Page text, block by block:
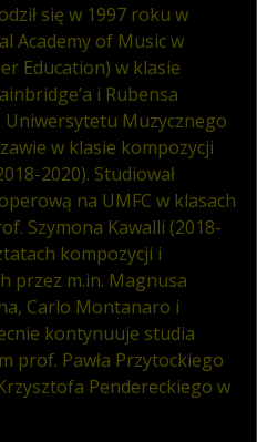
się w 1997 roku w
Academy of Music w
Education) w klasie
i Rubensa
Uniwersytetu Muzycznego
w klasie kompozycji
2020). Studiował
na UMFC w klasach
Szymona Kawalli (2018-
kompozycji i
przez m.in. Magnusa
Carlo Montanaro i
kontynuuje studia
prof. Pawła Przytockiego
Pendereckiego w